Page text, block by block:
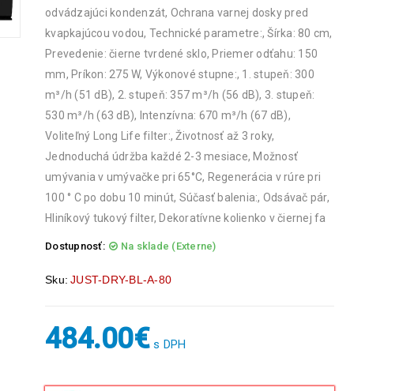
odvádzajúci kondenzát, Ochrana varnej dosky pred
kvapkajúcou vodou, Technické parametre:, Šírka: 80 cm,
Prevedenie: čierne tvrdené sklo, Priemer odťahu: 150
mm, Príkon: 275 W, Výkonové stupne:, 1. stupeň: 300
m³/h (51 dB), 2. stupeň: 357 m³/h (56 dB), 3. stupeň:
530 m³/h (63 dB), Intenzívna: 670 m³/h (67 dB),
Voliteľný Long Life filter:, Životnosť až 3 roky,
Jednoduchá údržba každé 2-3 mesiace, Možnosť
umývania v umývačke pri 65°C, Regenerácia v rúre pri
100 ° C po dobu 10 minút, Súčasť balenia:, Odsávač pár,
Hliníkový tukový filter, Dekoratívne kolienko v čiernej fa
Dostupnosť: Na sklade (Externe)
Sku: JUST-DRY-BL-A-80
484.00€ s DPH